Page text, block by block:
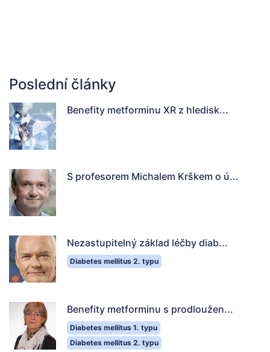
Poslední články
Benefity metforminu XR z hledisk...
S profesorem Michalem Krškem o ú...
Nezastupitelný základ léčby diab...
Diabetes mellitus 2. typu
Benefity metforminu s prodloužen...
Diabetes mellitus 1. typu
Diabetes mellitus 2. typu